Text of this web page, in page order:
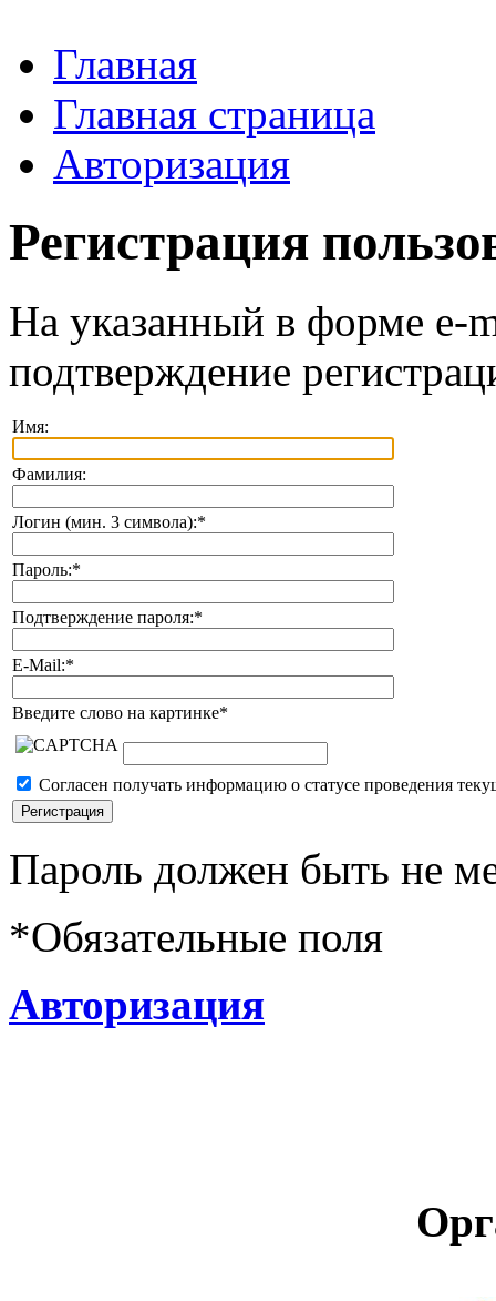
Главная
Главная страница
Авторизация
Регистрация
На указанный в форме e-
подтверждение
Имя:
Фамилия:
Логин (мин. 3 символа):*
Пароль:*
Подтверждение пароля:*
E-Mail:*
Введите слово на картинке*
Согласен получать информацию о статусе проведения
Пароль должен быть не
*Обязательные поля
Авторизация